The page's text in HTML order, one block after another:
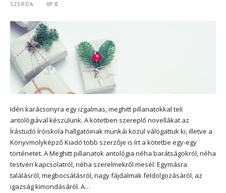
SZERDA
0
Idén karácsonyra egy izgalmas, meghitt pillanatokkal teli
antológiával készülünk. A kötetben szereplő novellákat az
Írástudó Íróiskola hallgatóinak munkái közül válogattuk ki, illetve a
Könyvmolyképző Kiadó több szerzője is írt a kötetbe egy-egy
történetet. A Meghitt pillanatok antológia néha barátságokról, néha
testvéri kapcsolatról, néha szerelmekről mesél. Egymásra
találásról, megbocsátásról, nagy fájdalmak feldolgozásáról, az
igazság kimondásáról. A…